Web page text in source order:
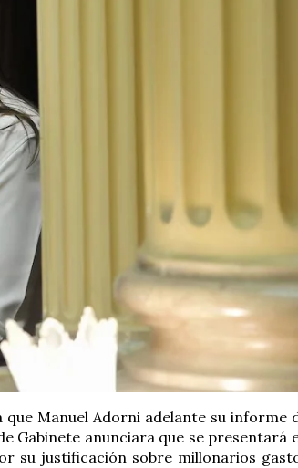
Manuel Adorni adelante su informe
Gabinete anunciara que se presentará
su justificación sobre millonarios